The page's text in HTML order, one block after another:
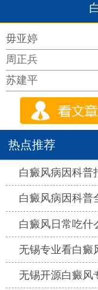
毋亚婷
周正兵
苏建平
热点推荐
白癜风病因科普
白癜风病因科普
白癜风日常吃什
无锡专业看白癜风
无锡开源白癜风